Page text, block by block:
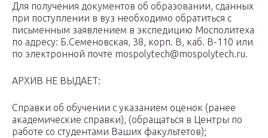
Для получения документов об образовании, сданных
при поступлении в вуз необходимо обратиться с
письменным заявлением в экспедицию Мосполитеха
по адресу: Б.Семеновская, 38, корп. В, каб. В-110 или
по электронной почте mospolytech@mospolytech.ru.
АРХИВ НЕ ВЫДАЕТ:
Справки об обучении с указанием оценок (ранее
академические справки), (обращаться в Центры по
работе со студентами Ваших факультетов);